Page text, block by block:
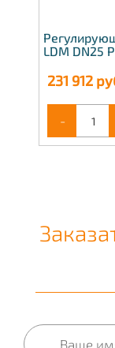
LDM DN25
231 912
-